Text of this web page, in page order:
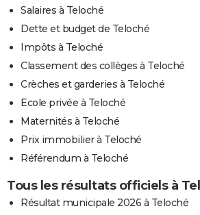
Salaires à Teloché
Dette et budget de Teloché
Impôts à Teloché
Classement des collèges à Teloché
Crèches et garderies à Teloché
Ecole privée à Teloché
Maternités à Teloché
Prix immobilier à Teloché
Référendum à Teloché
Tous les résultats officiels à
Résultat municipale 2026 à Teloché